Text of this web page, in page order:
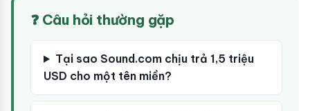
❓ Câu hỏi thường gặp
Tại sao Sound.com chịu trả 1,5 triệu
USD cho một tên miền?